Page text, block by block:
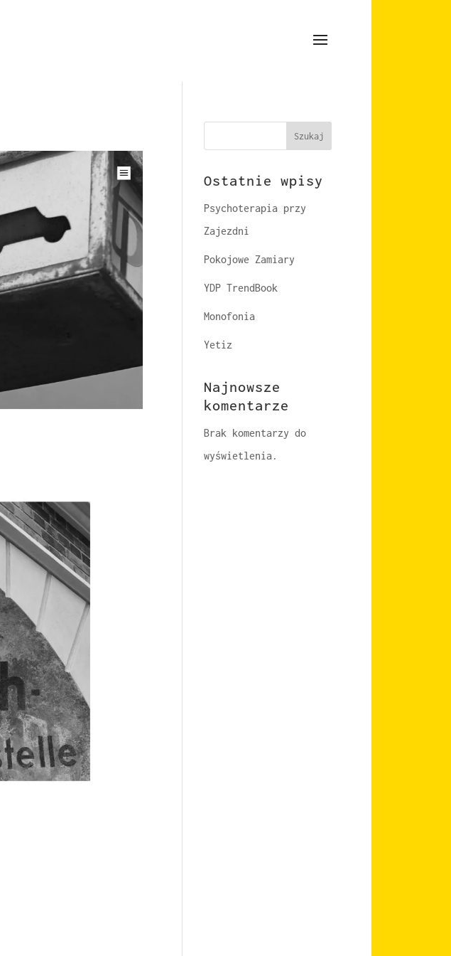
Szukaj
Ostatnie wpisy
Psychoterapia przy
Zajezdni
Pokojowe Zamiary
YDP TrendBook
Monofonia
Yetiz
Najnowsze
komentarze
Brak komentarzy do
wyświetlenia.